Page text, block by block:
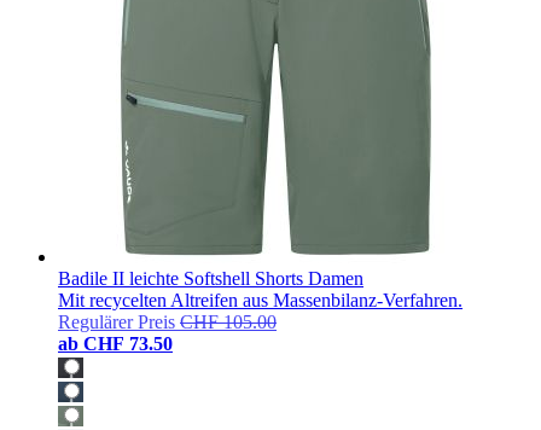
Badile II leichte Softshell Shorts Damen
Mit recycelten Altreifen aus Massenbilanz-Verfahren.
Regulärer Preis CHF 105.00
ab CHF 73.50